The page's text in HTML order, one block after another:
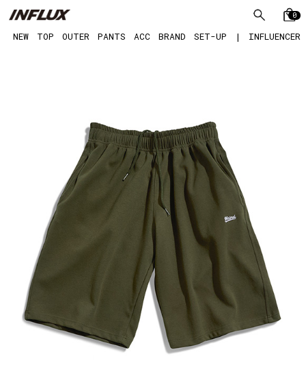
0
NEW TOP OUTER PANTS ACC BRAND SET-UP | INFLUENCER